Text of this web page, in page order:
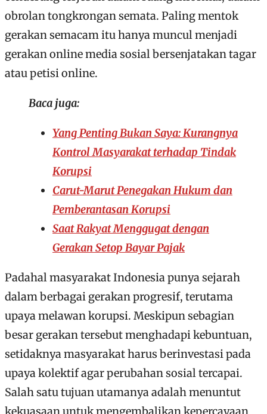
obrolan tongkrongan semata. Paling mentok
gerakan semacam itu hanya muncul menjadi
gerakan online media sosial bersenjatakan tagar
atau petisi online.
Baca juga:
Yang Penting Bukan Saya: Kurangnya
Kontrol Masyarakat terhadap Tindak
Korupsi
Carut-Marut Penegakan Hukum dan
Pemberantasan Korupsi
Saat Rakyat Menggugat dengan
Gerakan Setop Bayar Pajak
Padahal masyarakat Indonesia punya sejarah
dalam berbagai gerakan progresif, terutama
upaya melawan korupsi. Meskipun sebagian
besar gerakan tersebut menghadapi kebuntuan,
setidaknya masyarakat harus berinvestasi pada
upaya kolektif agar perubahan sosial tercapai.
Salah satu tujuan utamanya adalah menuntut
kekuasaan untuk mengembalikan kepercayaan